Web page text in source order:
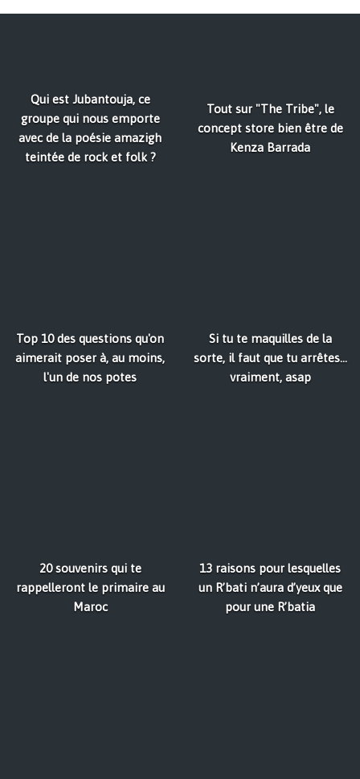
Qui est Jubantouja, ce
groupe qui nous emporte
avec de la poésie amazigh
teintée de rock et folk ?
Tout sur "The Tribe", le
concept store bien être de
Kenza Barrada
Top 10 des questions qu'on
aimerait poser à, au moins,
l'un de nos potes
Si tu te maquilles de la
sorte, il faut que tu arrêtes...
vraiment, asap
20 souvenirs qui te
rappelleront le primaire au
Maroc
13 raisons pour lesquelles
un R’bati n’aura d’yeux que
pour une R’batia